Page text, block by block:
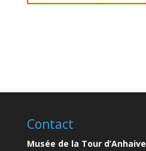
Contact
Musée de la Tour d’Anhaive